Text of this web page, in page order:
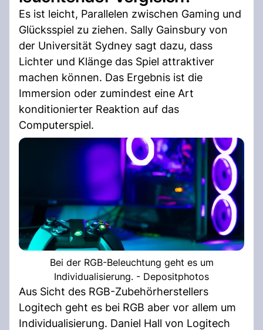
Es ist leicht, Parallelen zwischen Gaming und
Glücksspiel zu ziehen. Sally Gainsbury von
der Universität Sydney sagt dazu, dass
Lichter und Klänge das Spiel attraktiver
machen können. Das Ergebnis ist die
Immersion oder zumindest eine Art
konditionierter Reaktion auf das
Computerspiel.
Bei der RGB-Beleuchtung geht es um
Individualisierung. - Depositphotos
Aus Sicht des RGB-Zubehörherstellers
Logitech geht es bei RGB aber vor allem um
Individualisierung. Daniel Hall von Logitech